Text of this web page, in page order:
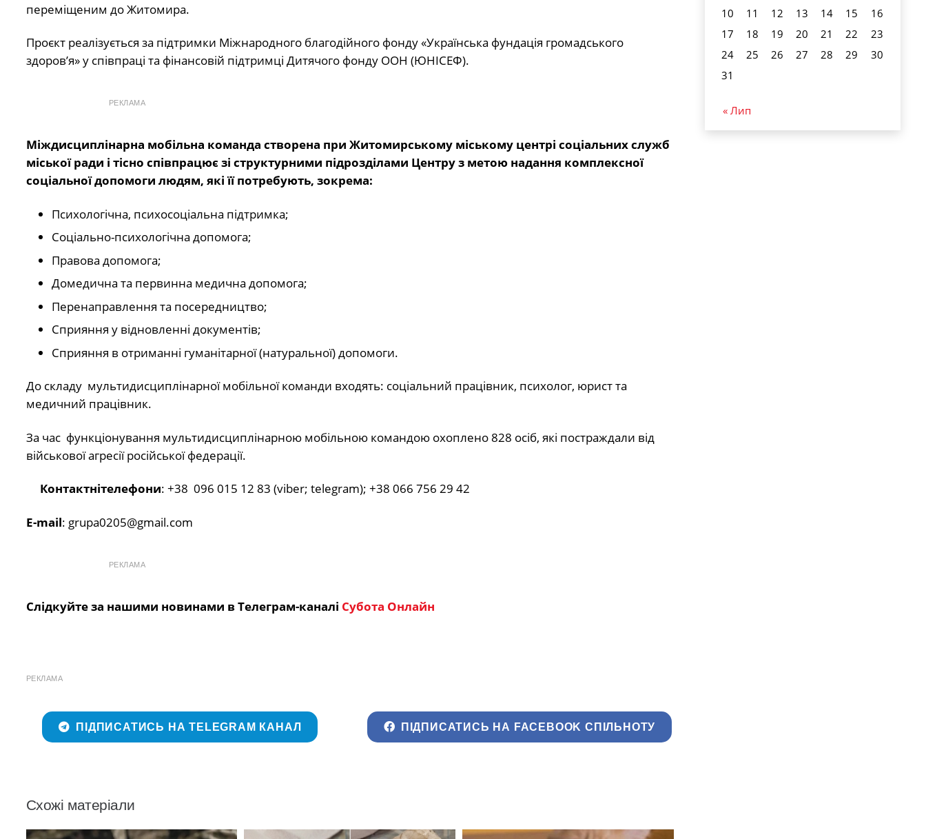
переміщеним до Житомира.
Проєкт реалізується за підтримки Міжнародного благодійного фонду «Українська фундація громадського
здоров’я» у співпраці та фінансовій підтримці Дитячого фонду ООН (ЮНІСЕФ).
РЕКЛАМА
Міждисциплінарна мобільна команда створена при Житомирському міському центрі соціальних служб
міської ради і тісно співпрацює зі структурними підрозділами Центру з метою надання комплексної
соціальної допомоги людям, які її потребують, зокрема:
Психологічна, психосоціальна підтримка;
Соціально-психологічна допомога;
Правова допомога;
Домедична та первинна медична допомога;
Перенаправлення та посередництво;
Сприяння у відновленні документів;
Сприяння в отриманні гуманітарної (натуральної) допомоги.
До складу мультидисциплінарної мобільної команди входять: соціальний працівник, психолог, юрист та
медичний працівник.
За час функціонування мультидисциплінарною мобільною командою охоплено 828 осіб, які постраждали від
військової агресії російської федерації.
Контактнітелефони: +38 096 015 12 83 (viber; telegram); +38 066 756 29 42
Е-mail: grupa0205@gmail.com
РЕКЛАМА
Слідкуйте за нашими новинами в Телеграм-каналі Субота Онлайн
РЕКЛАМА
ПІДПИСАТИСЬ НА TELEGRAM КАНАЛ ПІДПИСАТИСЬ НА FACEBOOK СПІЛЬНОТУ
Схожі матеріали
10
11 12 13 14 15
16
17
18 19 20 21 22
23
24
25 26 27 28 29
30
31
« Лип